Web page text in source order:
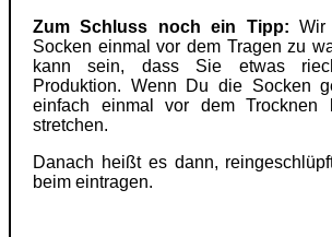
Zum Schluss noch ein Tipp: Wir
Socken einmal vor dem Tragen zu
kann sein, dass Sie etwas
Produktion. Wenn Du die Socken
einfach einmal vor dem Trocknen
stretchen.
Danach heißt es dann,
beim eintragen.